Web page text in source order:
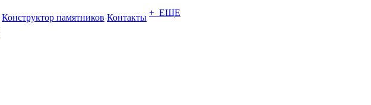
Конструктор памятников Контакты + ЕЩЕ